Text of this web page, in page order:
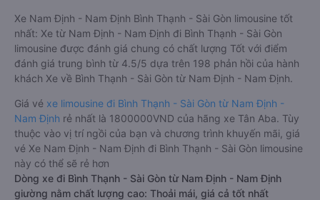
Xe Nam Định - Nam Định Bình Thạnh - Sài Gòn limousine tốt
nhất: Xe từ Nam Định - Nam Định đi Bình Thạnh - Sài Gòn
limousine được đánh giá chung có chất lượng Tốt với điểm
đánh giá trung bình từ 4.5/5 dựa trên 198 phản hồi của hành
khách Xe về Bình Thạnh - Sài Gòn từ Nam Định - Nam Định.
Giá vé xe limousine đi Bình Thạnh - Sài Gòn từ Nam Định -
Nam Định rẻ nhất là 1800000VND của hãng xe Tân Aba. Tùy
thuộc vào vị trí ngồi của bạn và chương trình khuyến mãi, giá
vé Xe Nam Định - Nam Định đi Bình Thạnh - Sài Gòn limousine
này có thể sẽ rẻ hơn
Dòng xe đi Bình Thạnh - Sài Gòn từ Nam Định - Nam Định
giường nằm chất lượng cao: Thoải mái, giá cả tốt nhất